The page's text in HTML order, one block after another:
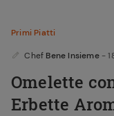
Primi Piatti
Chef Bene Insieme -
Omelette
Erbette